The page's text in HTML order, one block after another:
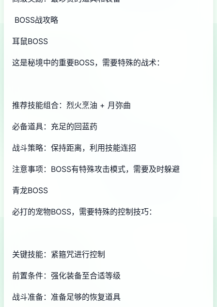
BOSS战攻略
耳鼠BOSS
这是秘境中的重要BOSS，需要特殊的战术：
推荐技能组合：烈火烹油 + 月弥曲
必备道具：充足的回蓝药
战斗策略：保持距离，利用技能连招
注意事项：BOSS有特殊攻击模式，需要及时躲避
青龙BOSS
必打的宠物BOSS，需要特殊的控制技巧：
关键技能：紧箍咒进行控制
前置条件：强化装备至合适等级
战斗准备：准备足够的恢复道具